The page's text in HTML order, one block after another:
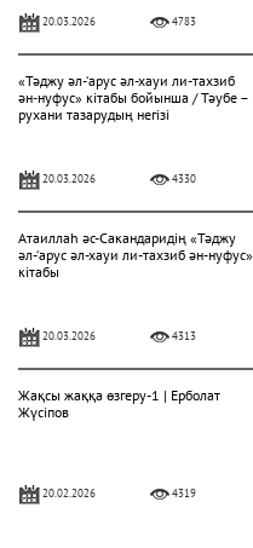
20.03.2026 4783
«Тәджу әл-‘арус әл-хауи ли-тахзиб
ән-нуфус» кітабы бойынша / Тәубе –
рухани тазарудың негізі
20.03.2026 4330
Атаиллаһ әс-Сакандаридің «Тәджу
әл-‘арус әл-хауи ли-тахзиб ән-нуфус»
кітабы
20.03.2026 4313
Жақсы жаққа өзгеру-1 | Ерболат
Жүсіпов
20.02.2026 4319